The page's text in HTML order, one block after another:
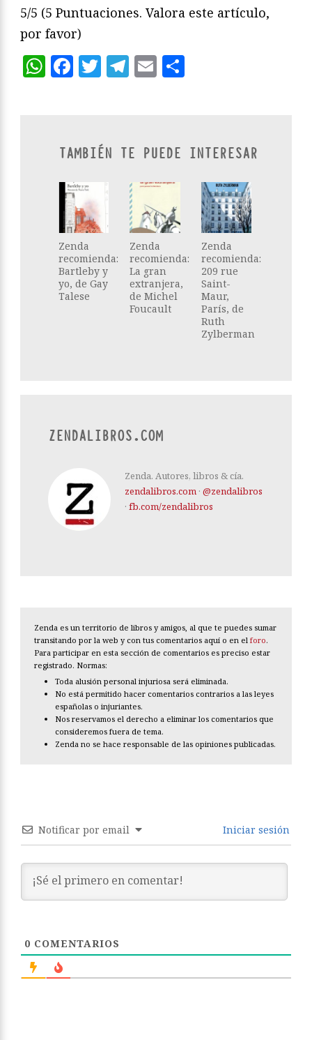
5/5 (5 Puntuaciones. Valora este artículo,
por favor)
WhatsApp
Facebook
Twitter
Telegram
Email
TAMBIÉN TE PUEDE INTERESAR
Zenda
recomienda:
Bartleby y
yo, de Gay
Talese
Zenda
recomienda:
La gran
extranjera,
de Michel
Foucault
Zenda
recomienda:
209 rue
Saint-
Maur,
París, de
Ruth
Zylberman
ZENDALIBROS.COM
Zenda. Autores, libros & cía.
zendalibros.com · @zendalibros
· fb.com/zendalibros
Zenda es un territorio de libros y amigos, al que te puedes sumar
transitando por la web y con tus comentarios aquí o en el foro.
Para participar en esta sección de comentarios es preciso estar
registrado. Normas:
Toda alusión personal injuriosa será eliminada.
No está permitido hacer comentarios contrarios a las leyes
españolas o injuriantes.
Nos reservamos el derecho a eliminar los comentarios que
consideremos fuera de tema.
Zenda no se hace responsable de las opiniones publicadas.
Notificar por email Iniciar sesión
0 COMENTARIOS